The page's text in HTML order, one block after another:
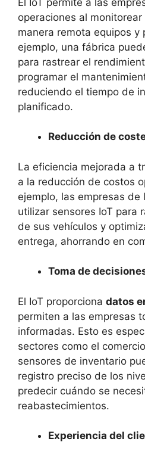
operaciones al
manera remota equipos y
ejemplo, una fábrica
para rastrear el
programar el
reduciendo el tiempo de
planificado.
Reducción de
La eficiencia mejorada a
a la reducción de costos
ejemplo, las empresas de
utilizar sensores IoT para
de sus vehículos y
entrega, ahorrando en
Toma de
El IoT proporciona datos
permiten a las empresas
informadas. Esto es
sectores como el
sensores de inventario
registro preciso de los
predecir cuándo se
reabastecimientos.
Experiencia del